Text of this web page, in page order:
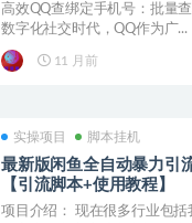
高效QQ查绑定手机号：批量
数字化社交时代，QQ作为广...
11 月前
实操项目 脚本挂机
最新版闲鱼全自动暴力引
【引流脚本+使用教程】
项目介绍： 现在很多行业包